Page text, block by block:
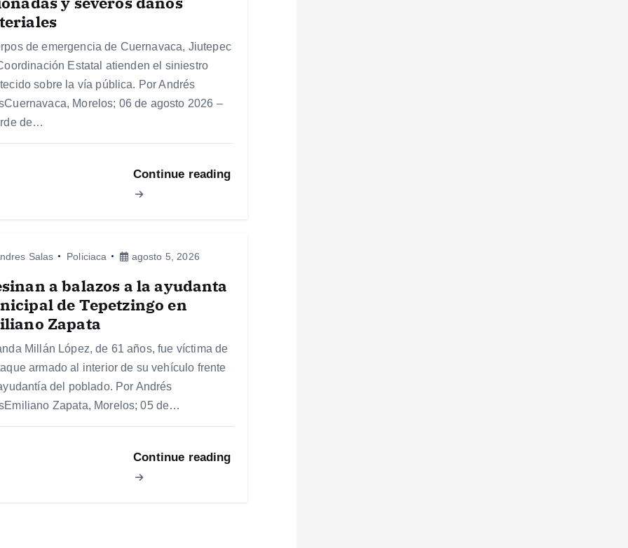
de emergencia de Cuernavaca, Jiutepec
Estatal atienden el siniestro
sobre la vía pública. Por Andrés
Morelos; 06 de agosto 2026 –
de…
Continue reading
Salas Policiaca agosto 5, 2026
a balazos a la ayudanta
de Tepetzingo en
Zapata
Millán López, de 61 años, fue víctima de
armado al interior de su vehículo frente
del poblado. Por Andrés
Zapata, Morelos; 05 de…
Continue reading